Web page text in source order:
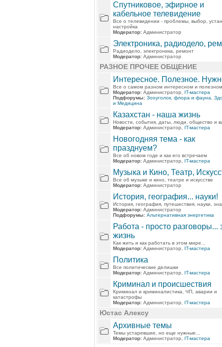
Спутниковое, эфирное и
кабельное телевидение
Все о телевидении - проблемы, выбор,
настройка
Модератор: Администратор
Электроника, радиодело,
Радиодело, электроника, ремонт
Модератор: Администратор
РАЗНОЕ ПРОЧЕЕ ОБЩЕНИЕ
Интересное. Полезное.
Все о самом разном интересном и полезном
Модератор: Администратор, IT-мастера
Подфорумы: Зооуголок, флора и фауна
и Медицина
Казахстан - наша жизнь
Новости, события, даты, люди, общество и
Модератор: Администратор, IT-мастера
Новогодняя тема - как
празднуем?
Все об новом годе и как его встречаем
Модератор: Администратор, IT-мастера
Музыка и Кино, Театр,
Все об музыке и кино, театре и искусстве
Модератор: Администратор
История, география... науки!
История, география, путешествия, науки,
Модератор: Администратор
Подфорумы: Альтернативная энергетика
Работа - просто разговоры...
жизнь
Как жить и как работать в этом мире...
Модератор: Администратор, IT-мастера
Политика
Все политические делишки
Модератор: Администратор, IT-мастера
Криминал и происшествия
Криминал и криминалистика, ЧП, аварии и
катастрофы
Модератор: Администратор, IT-мастера
Юстас Алексу
Архивные темы
Темы устаревшие, но еще нужные...
Модератор: Администратор, IT-мастера